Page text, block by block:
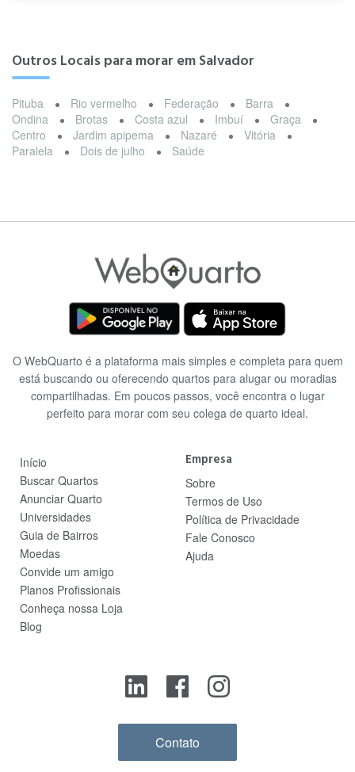
Outros Locais para morar em Salvador
Pituba Rio vermelho Federação
Barra
Ondina
Brotas Costa azul Imbuí
Graça
Centro
Jardim apipema Nazaré
Vitória
Paralela
Dois de julho Saúde
O WebQuarto é a plataforma mais simples e completa para quem
está buscando ou oferecendo quartos para alugar ou moradias
compartilhadas. Em poucos passos, você encontra o lugar
perfeito para morar com seu colega de quarto ideal.
Início
Buscar Quartos
Anunciar Quarto
Universidades
Guia de Bairros
Moedas
Convide um amigo
Planos Profissionais
Conheça nossa Loja
Blog
Empresa
Sobre
Termos de Uso
Política de Privacidade
Fale Conosco
Ajuda
Contato